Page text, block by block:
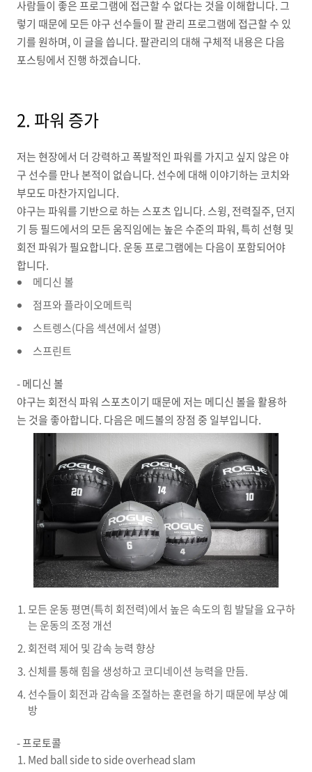
사람들이 좋은 프로그램에 접근할 수 없다는 것을 이해합니다. 그
렇기 때문에 모든 야구 선수들이 팔 관리 프로그램에 접근할 수 있
기를 원하며, 이 글을 씁니다. 팔관리의 대해 구체적 내용은 다음
포스팅에서 진행 하겠습니다.
2. 파워 증가
저는 현장에서 더 강력하고 폭발적인 파워를 가지고 싶지 않은 야
구 선수를 만나 본적이 없습니다. 선수에 대해 이야기하는 코치와
부모도 마찬가지입니다.
야구는 파워를 기반으로 하는 스포츠 입니다.스윙, 전력질주, 던지
기 등 필드에서의 모든 움직임에는 높은 수준의 파워, 특히 선형 및
회전 파워가 필요합니다. 운동 프로그램에는 다음이 포함되어야
합니다.
메디신 볼
점프와 플라이오메트릭
스트렝스(다음 섹션에서 설명)
스프린트
- 메디신 볼
야구는 회전식 파워 스포츠이기 때문에 저는 메디신 볼을 활용하
는 것을 좋아합니다. 다음은 메드볼의 장점 중 일부입니다.
모든 운동 평면(특히 회전력)에서 높은 속도의 힘 발달을 요구하
는 운동의 조정 개선
회전력 제어 및 감속 능력 향상
신체를 통해 힘을 생성하고 코디네이션 능력을 만듬.
선수들이 회전과 감속을 조절하는 훈련을 하기 때문에 부상 예
방
- 프로토콜
Med ball side to side overhead slam